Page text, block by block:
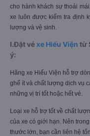
cho hành khách sự thoải
xe luôn được kiểm tra định
lượng và vệ sinh.
I.Đặt vé xe Hiếu Viện từ
ý:
Hãng xe Hiếu Viện hỗ trợ
ghế ít và chất lượng dịch vụ
những vị trí tốt hoặc hết vé.
Loại xe hỗ trợ tốt về chất
của xe có giới hạn. Nên
thước lớn, bạn cần liên hệ